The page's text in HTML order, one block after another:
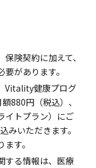
険契約に加えて、
があります。
Vitality健康プログ
880円（税込）、
イトプラン）にご
みいただきます。
す。
する情報は、医療